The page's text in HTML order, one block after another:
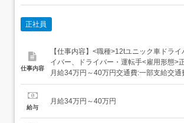
正社員
仕事内容
【仕事内容】<職種>12tユニック車ドラ
イバー、ドライバー・運転手<雇用形態>
月給34万円～40万円交通費:一部支給交通
にて支給いたします。 見習い期間3か月
収30万円以上の方がほとんどです。昇給
給与
月給34万円～40万円